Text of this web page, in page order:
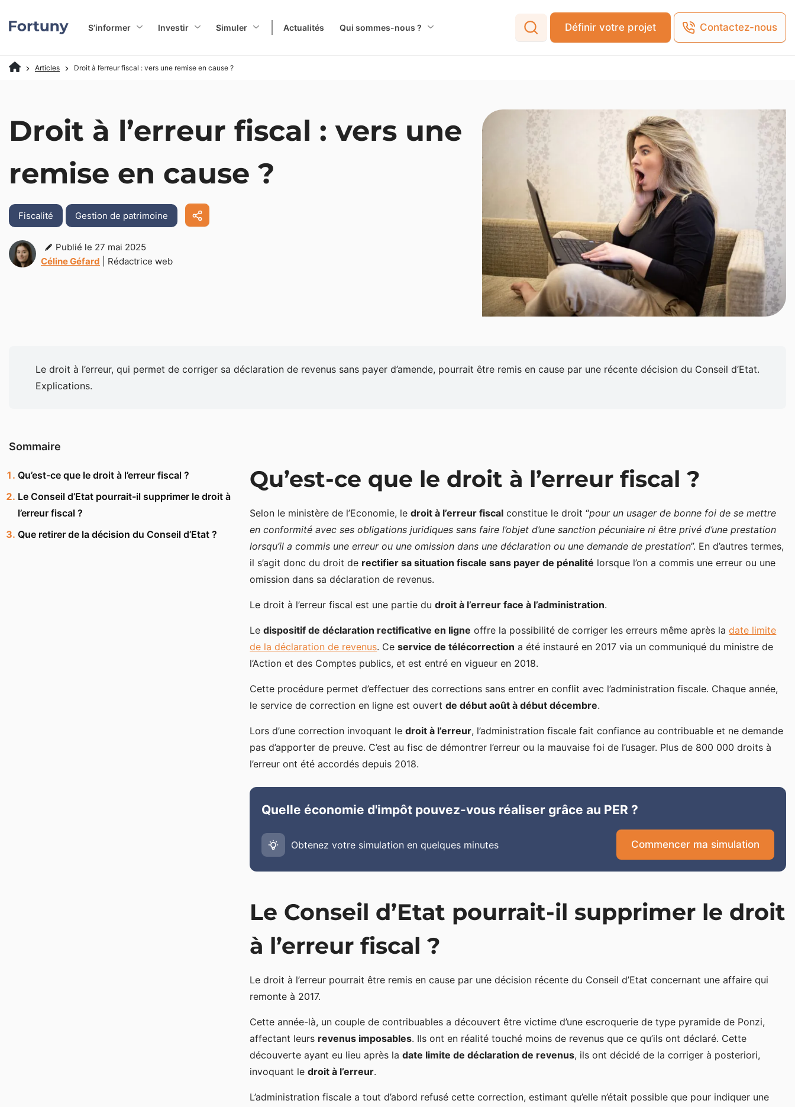
S’informer Investir Simuler Actualités Qui sommes-nous ? Définir votre projet Contactez-nous
Articles Droit à l’erreur fiscal : vers une remise en cause ?
Droit à l’erreur fiscal : vers une
remise en cause ?
Fiscalité Gestion de patrimoine
Publié le 27 mai 2025
Céline Géfard
| Rédactrice web
Le droit à l’erreur, qui permet de corriger sa déclaration de revenus sans payer d’amende, pourrait être remis en cause par une récente décision du Conseil d’Etat.
Explications.
Sommaire
Qu’est-ce que le droit à l’erreur fiscal ?
Le Conseil d’Etat pourrait-il supprimer le droit à
l’erreur fiscal ?
Que retirer de la décision du Conseil d’Etat ?
Qu’est-ce que le droit à l’erreur fiscal ?
Selon le ministère de l’Economie, ledroit à l’erreur fiscal constitue le droit “pour un usager de bonne foi de se mettre
en conformité avec ses obligations juridiques sans faire l’objet d’une sanction pécuniaire ni être privé d’une prestation
lorsqu’il a commis une erreur ou une omission dans une déclaration ou une demande de prestation”. En d’autres termes,
il s’agit donc du droit de rectifier sa situation fiscale sans payer de pénalité lorsque l’on a commis une erreur ou une
omission dans sa déclaration de revenus.
Le droit à l’erreur fiscal est une partie dudroit à l’erreur face à l’administration.
Ledispositif de déclaration rectificative en ligne offre la possibilité de corriger les erreurs même après ladate limite
de la déclaration de revenus. Ceservice de télécorrection a été instauré en 2017 via un communiqué du ministre de
l’Action et des Comptes publics, et est entré en vigueur en 2018.
Cette procédure permet d’effectuer des corrections sans entrer en conflit avec l’administration fiscale. Chaque année,
le service de correction en ligne est ouvertde début août à début décembre.
Lors d’une correction invoquant ledroit à l’erreur, l’administration fiscale fait confiance au contribuable et ne demande
pas d’apporter de preuve. C’est au fisc de démontrer l’erreur ou la mauvaise foi de l’usager. Plus de 800 000 droits à
l’erreur ont été accordés depuis 2018.
Quelle économie d'impôt pouvez-vous réaliser grâce au PER ?
Obtenez votre simulation en quelques minutes Commencer ma simulation
Le Conseil d’Etat pourrait-il supprimer le droit
à l’erreur fiscal ?
Le droit à l’erreur pourrait être remis en cause par une décision récente du Conseil d’Etat concernant une affaire qui
remonte à 2017.
Cette année-là, un couple de contribuables a découvert être victime d’une escroquerie de type pyramide de Ponzi,
affectant leurs revenus imposables. Ils ont en réalité touché moins de revenus que ce qu’ils ont déclaré. Cette
découverte ayant eu lieu après ladate limite de déclaration de revenus, ils ont décidé de la corriger à posteriori,
invoquant ledroit à l’erreur.
L’administration fiscale a tout d’abord refusé cette correction, estimant qu’elle n’était possible que pour indiquer une